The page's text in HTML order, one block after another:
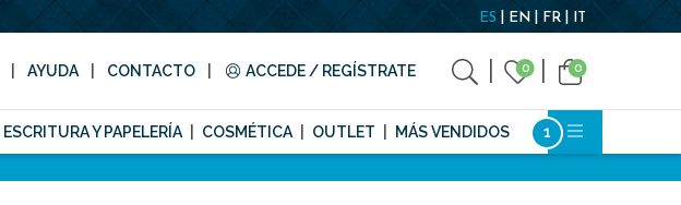
ES EN FR IT
AYUDA CONTACTO ACCEDE / REGÍSTRATE 0 0
ESCRITURA Y PAPELERÍA COSMÉTICA OUTLET MÁS VENDIDOS